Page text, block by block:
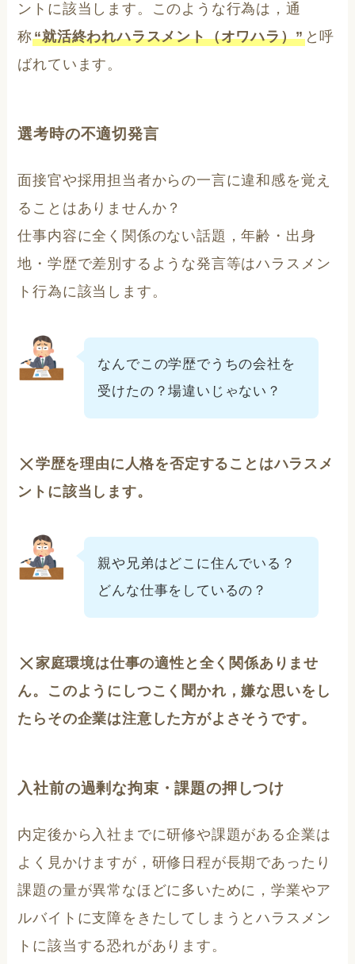
ントに該当します。このような行為は，通
称“就活終われハラスメント（オワハラ）”と呼
ばれています。
選考時の不適切発言
面接官や採用担当者からの一言に違和感を覚え
ることはありませんか？
仕事内容に全く関係のない話題，年齢・出身
地・学歴で差別するような発言等はハラスメン
ト行為に該当します。
なんでこの学歴でうちの会社を
受けたの？場違いじゃない？
学歴を理由に人格を否定することはハラスメ
ントに該当します。
親や兄弟はどこに住んでいる？
どんな仕事をしているの？
家庭環境は仕事の適性と全く関係ありませ
ん。このようにしつこく聞かれ，嫌な思いをし
たらその企業は注意した方がよさそうです。
入社前の過剰な拘束・課題の押しつけ
内定後から入社までに研修や課題がある企業は
よく見かけますが，研修日程が長期であったり
課題の量が異常なほどに多いために，学業やア
ルバイトに支障をきたしてしまうとハラスメン
トに該当する恐れがあります。